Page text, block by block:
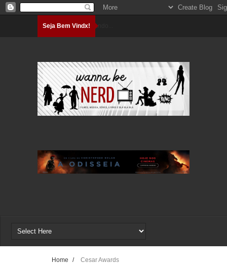
Seja Bem Vindx!Carregando...
Home / Cesar Awards